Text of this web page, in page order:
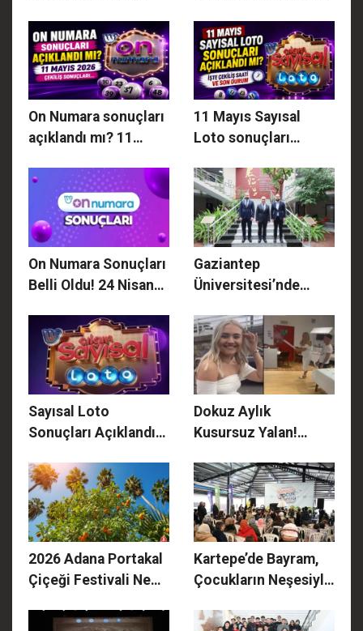
Mühendislik Festivali
için geri sayım
başladı
gündem oldu
On Numara sonuçları
açıklandı mı? 11
sonuçları...
11 Mayıs Sayısal
Loto sonuçları
çekiliş saati ve son
durum
On Numara Sonuçları
Belli Oldu! 24 Nisan
Kazanan Numaralar
ve İkramiye
Sorgulama Ekranı!
Gaziantep
Üniversitesi’nde
Genel Sekreteri
Batıkan Aksoy’dan
Rektör Doğan’a
Ziyaret!
Sayısal Loto
Sonuçları Açıklandı!
Loto Çekiliş Sonuç
Sorgulama Ekranı:
İşte Kazanan
Numaralar!
Dokuz Aylık
Kusursuz Yalan!
Cousins'ın "Silikon
Bebek" Skandalı:
Hamilelikten
Cenazeye Uzanan
Korkunç Kurgu!
2026 Adana Portakal
Çiçeği Festivali Ne
Sanatçılar Var? İşte
Kartepe’de Bayram,
Çocukların Neşesiyle